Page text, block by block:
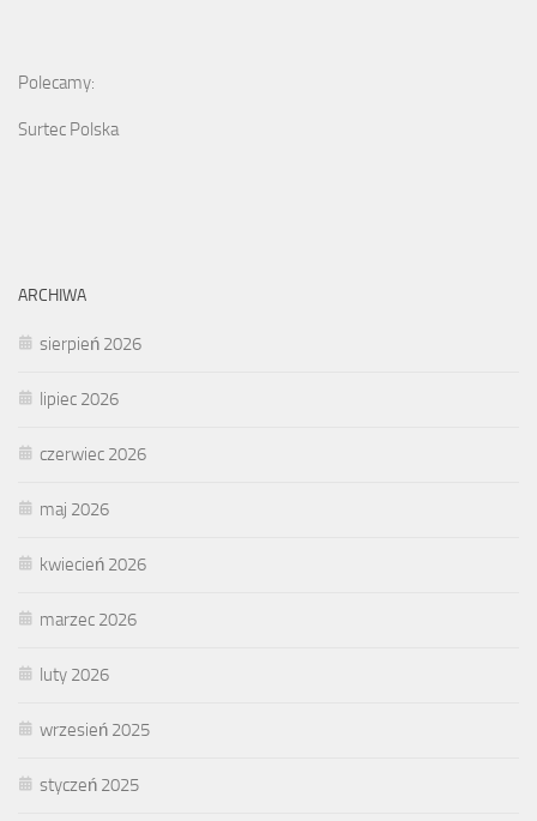
Polecamy:
Surtec Polska
ARCHIWA
sierpień 2026
lipiec 2026
czerwiec 2026
maj 2026
kwiecień 2026
marzec 2026
luty 2026
wrzesień 2025
styczeń 2025